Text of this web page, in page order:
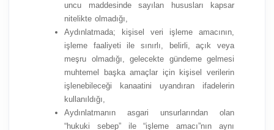
uncu maddesinde sayılan hususları kapsar
nitelikte olmadığı,
Aydınlatmada; kişisel veri işleme amacının,
işleme faaliyeti ile sınırlı, belirli, açık veya
meşru olmadığı, gelecekte gündeme gelmesi
muhtemel başka amaçlar için kişisel verilerin
işlenebileceği kanaatini uyandıran ifadelerin
kullanıldığı,
Aydınlatmanın asgari unsurlarından olan
“hukuki sebep” ile “işleme amacı”nın aynı